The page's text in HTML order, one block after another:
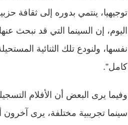
توجيهيا، ينتمي بدوره إلى ثقافة
اليوم، إن السينما التي قد نبحث
نفسها، ولنودع تلك الثنائية
كامل”.
وفيما يرى البعض أن الأفلام
سينما تجريبية مختلفة، يرى